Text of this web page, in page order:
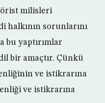
milisleri
halkının sorunlarını
bu yaptırımlar
bir amaçtır. Çünkü
ve istikrarına
ve istikrarına